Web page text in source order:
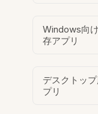
Windows向
存アプリ
デスクトッ
プリ